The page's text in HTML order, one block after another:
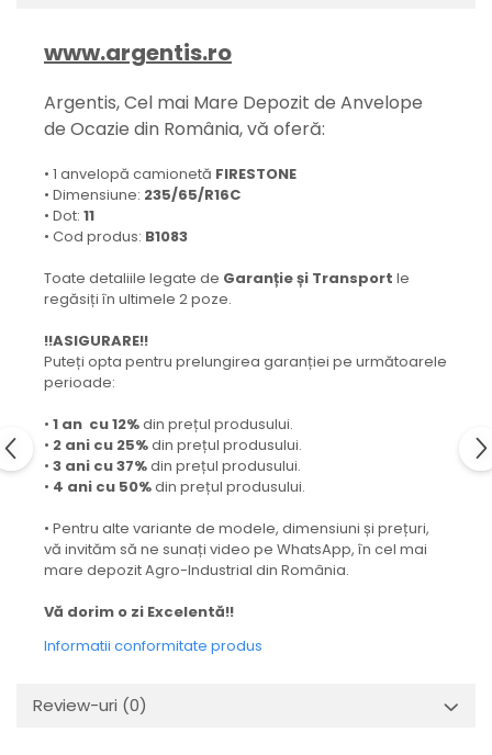
www.argentis.ro
Argentis, Cel mai Mare Depozit de Anvelope
de Ocazie din România, vă oferă:
• 1 anvelopă camionetă FIRESTONE
• Dimensiune: 235/65/R16C
• Dot: 11
• Cod produs: B1083
Toate detaliile legate de Garanție și Transport le
regăsiți în ultimele 2 poze.
!!ASIGURARE!!
Puteți opta pentru prelungirea garanției pe următoarele
perioade:
• 1 an cu 12%din prețul produsului.
• 2 ani cu 25%din prețul produsului.
• 3 ani cu 37%din prețul produsului.
• 4 ani cu 50%din prețul produsului.
• Pentru alte variante de modele, dimensiuni și prețuri,
vă invităm să ne sunați video pe WhatsApp, în cel mai
mare depozit Agro-Industrial din România.
Vă dorim o zi Excelentă!!
Informatii conformitate produs
Review-uri (0)